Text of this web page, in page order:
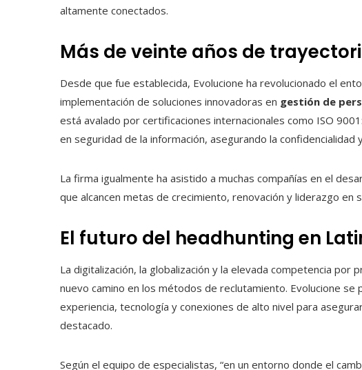
altamente conectados.
Más de veinte años de
Desde que fue establecida, Evolucione ha revolucionado el
implementación de soluciones innovadoras en gestión de
está avalado por certificaciones internacionales como ISO
en seguridad de la información, asegurando la confidencialidad
La firma igualmente ha asistido a muchas compañías en el
que alcancen metas de crecimiento, renovación y liderazgo en
El futuro del headhunting en
La digitalización, la globalización y la elevada competencia por
nuevo camino en los métodos de reclutamiento. Evolucione se
experiencia, tecnología y conexiones de alto nivel para
destacado.
Según el equipo de especialistas, “en un entorno donde el